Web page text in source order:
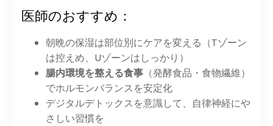
医師のおすすめ：
朝晩の保湿は部位別にケアを変える（Tゾーン
は控えめ、Uゾーンはしっかり）
腸内環境を整える食事 （発酵食品・食物繊維）
でホルモンバランスを安定化
デジタルデトックスを意識して、自律神経にや
さしい習慣を